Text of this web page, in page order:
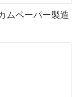
ムペーパー製造